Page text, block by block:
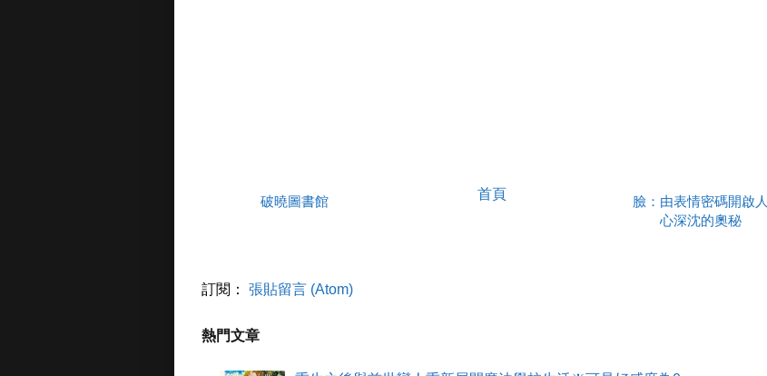
破曉圖書館
臉：由表情密碼開啟人
心深沈的奧秘
首頁
訂閱： 張貼留言 (Atom)
熱門文章